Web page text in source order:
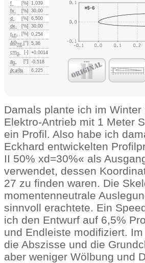
f [%]
1,039
fx
[%]
30,00
d
[%]
6,500
dx
[%]
30,00
rLE [%]
0,254
ΔΘTE [°]
5,36
cm0 [-]
+0,0014
a0 [°]
-0,518
∂ca⁄∂a 6,225
Damals plante ich im
Elektro-Antrieb mit 1 Meter
ein Profil. Also habe ich
Eckhard entwickelten
II 50% xd=30%« als
verwendet, dessen
27 zu finden waren. Die
momentenneutrale
sinnvoll erachtete. Ein
ich den Entwurf auf 6,5%
und Endleiste modifiziert.
die Abszisse und die
aber weniger Wölbung und